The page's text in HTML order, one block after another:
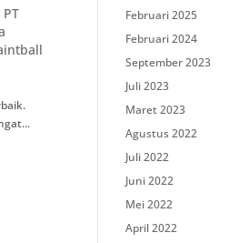
Februari 2025
Februari 2024
September 2023
Juli 2023
Maret 2023
Agustus 2022
Juli 2022
Juni 2022
Mei 2022
April 2022